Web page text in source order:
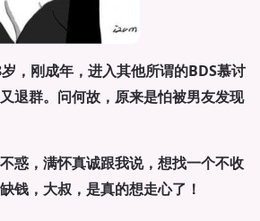
，刚成年，进入其他所谓的BDS慕讨
退群。问何故，原来是怕被男友发现
惑，满怀真诚跟我说，想找一个不收
钱，大叔，是真的想走心了！